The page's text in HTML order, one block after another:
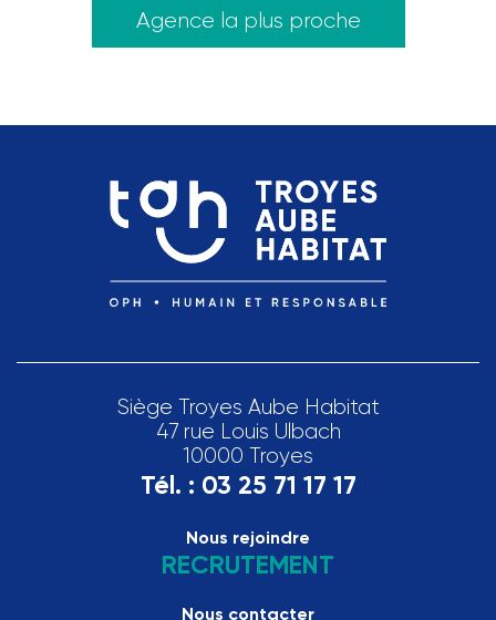
Agence la plus proche
Siège Troyes Aube Habitat
47 rue Louis Ulbach
10000 Troyes
Tél. : 03 25 71 17 17
Nous rejoindre
RECRUTEMENT
Nous contacter